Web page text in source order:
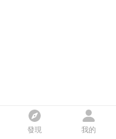
發現 我的